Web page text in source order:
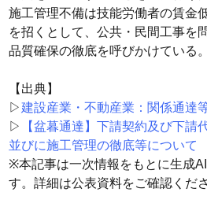
施工管理不備は技能労働者の賃金
を招くとして、公共・民間工事を
品質確保の徹底を呼びかけている。
【出典】
▷建設産業・不動産業：関係通達
▷
【盆暮通達】下請契約及び下請
並びに施工管理の徹底等について
※本記事は一次情報をもとに生成
す。詳細は公表資料をご確認くださ